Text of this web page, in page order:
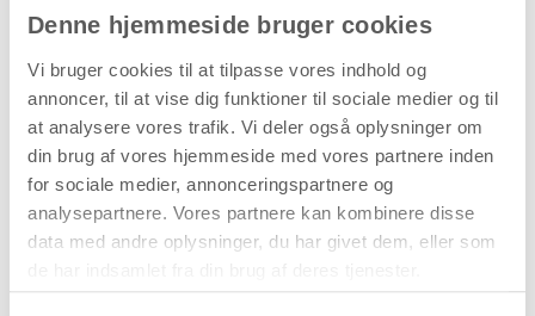
Denne hjemmeside bruger cookies
Vi bruger cookies til at tilpasse vores indhold og
annoncer, til at vise dig funktioner til sociale medier og til
at analysere vores trafik. Vi deler også oplysninger om
din brug af vores hjemmeside med vores partnere inden
for sociale medier, annonceringspartnere og
analysepartnere. Vores partnere kan kombinere disse
data med andre oplysninger, du har givet dem, eller som
Leveringsomkostninger
Læg i kurven
Din bestilling er først bindende,
når vi har bekræftet din ordre.